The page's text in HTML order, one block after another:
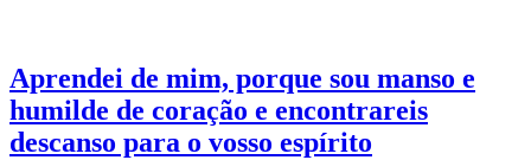
Aprendei de mim, porque sou manso e
humilde de coração e encontrareis
descanso para o vosso espírito